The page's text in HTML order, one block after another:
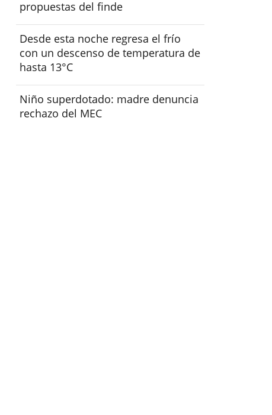
propuestas del finde
Desde esta noche regresa el frío
con un descenso de temperatura de
hasta 13°C
Niño superdotado: madre denuncia
rechazo del MEC